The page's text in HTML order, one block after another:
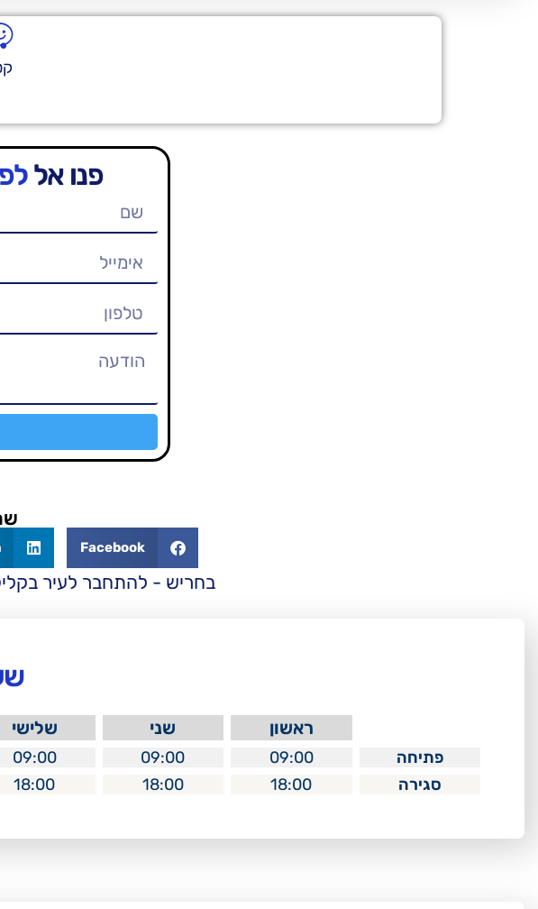
פנו אל
Facebook
בחריש - להתחבר לעיר
ראשון שני שלישי
פתיחה 09:00
09:00
09:00
סגירה
18:00
18:00
18:00